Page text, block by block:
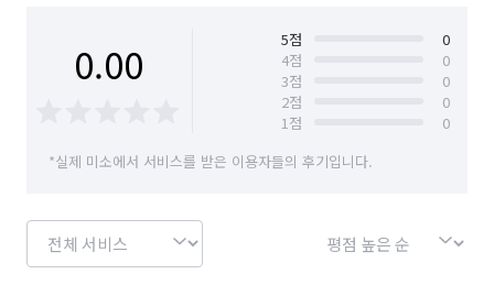
0.00 5점
0
4점
0
3점
0
2점
0
1점
0
*실제 미소에서 서비스를 받은 이용자들의 후기입니다.